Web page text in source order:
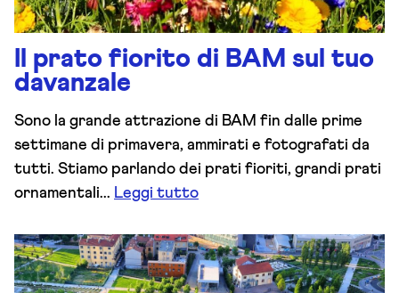
Il prato fiorito di BAM sul tuo
davanzale
Sono la grande attrazione di BAM fin dalle prime
settimane di primavera, ammirati e fotografati da
tutti. Stiamo parlando dei prati fioriti, grandi prati
ornamentali... Leggi tutto